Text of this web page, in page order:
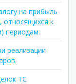
на прибыль
относящихся к
периодам.
реализации
ТС